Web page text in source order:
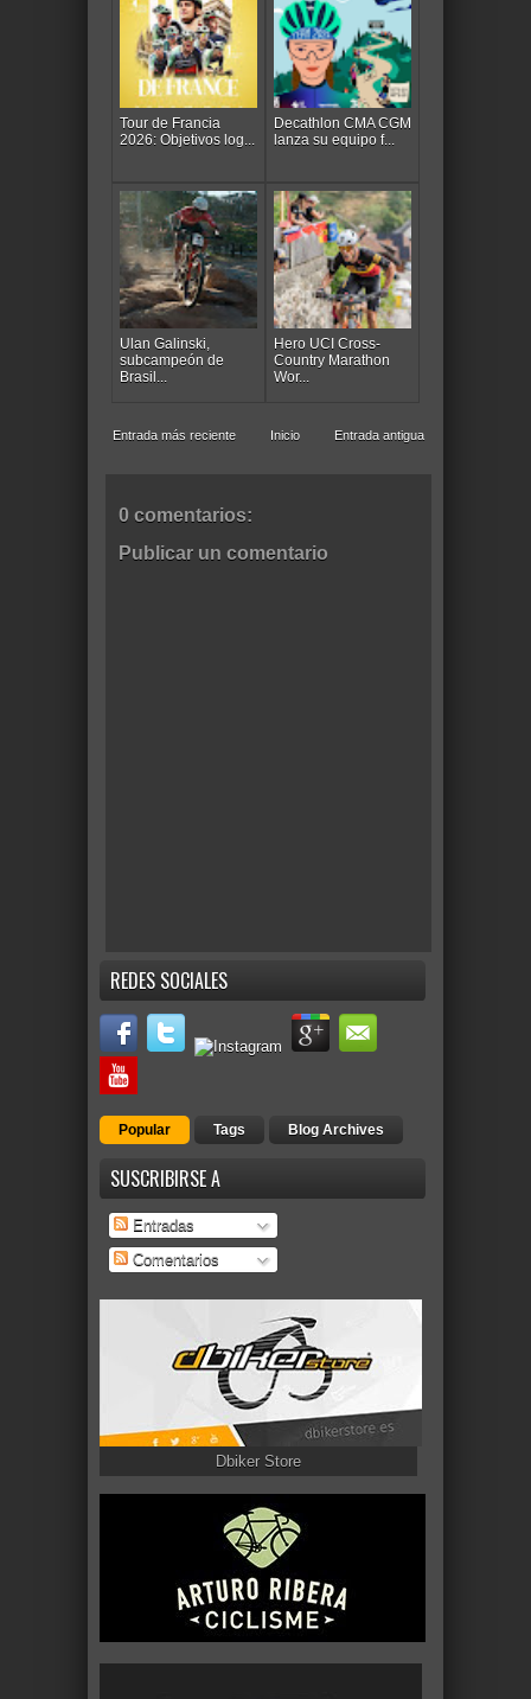
Tour de Francia
2026: Objetivos log...
Decathlon CMA CGM
lanza su equipo f...
Ulan Galinski,
subcampeón de
Brasil...
Hero UCI Cross-
Country Marathon
Wor...
Entrada más reciente Entrada antigua
Inicio
0 comentarios:
Publicar un comentario
REDES SOCIALES
Popular Tags Blog Archives
SUSCRIBIRSE A
Entradas
Comentarios
Dbiker Store